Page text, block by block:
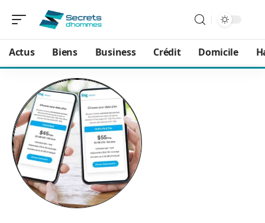
Actus Biens Business Crédit Domicile